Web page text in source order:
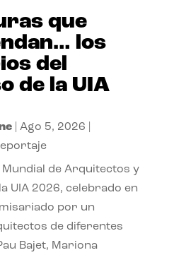
que
los
del
de la UIA
| Ago 5, 2026
Mundial de Arquitectos y
UIA 2026, celebrado en
por un
de diferentes
Bajet, Mariona